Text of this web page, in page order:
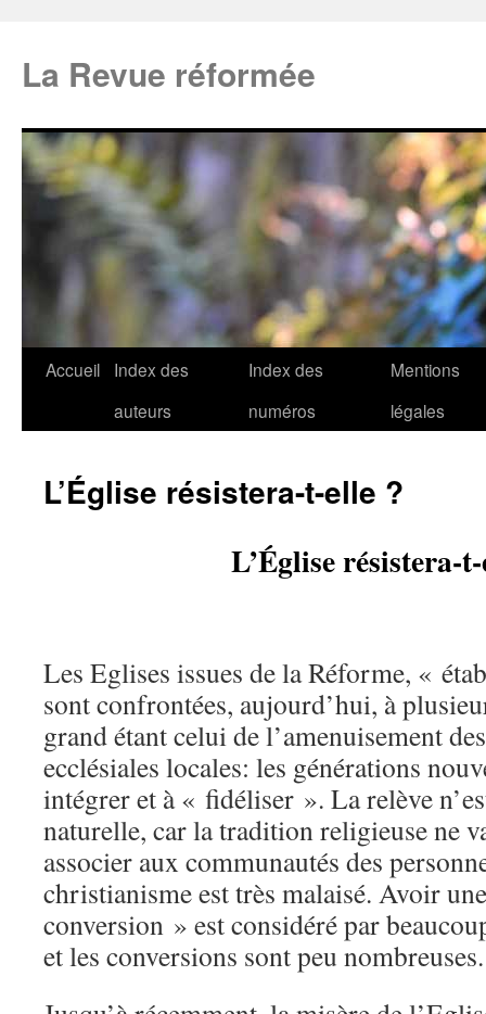
La Revue réformée
Accueil
Index des
auteurs
Index des
numéros
Mentions
légales
L’Église résistera-t-elle ?
L’Église résistera-
Les Eglises issues de la Réforme, «
sont confrontées, aujourd’hui, à
grand étant celui de l’amenuisement
ecclésiales locales: les générations
intégrer et à « fidéliser ». La relève
naturelle, car la tradition religieuse ne
associer aux communautés des
christianisme est très malaisé. Avoir
conversion » est considéré par
et les conversions sont peu nombreuses.